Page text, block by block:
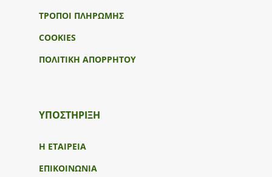
ΤΡΟΠΟΙ ΠΛΗΡΩΜΗΣ
COOKIES
ΠΟΛΙΤΙΚΗ ΑΠΟΡΡΗΤΟΥ
ΥΠΟΣΤΉΡΙΞΗ
Η ΕΤΑΙΡΕΙΑ
ΕΠΙΚΟΙΝΩΝΙΑ